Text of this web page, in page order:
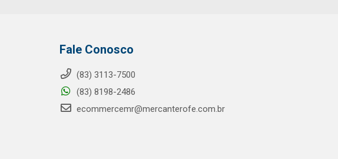
Fale Conosco
(83) 3113-7500
(83) 8198-2486
ecommercemr@mercanterofe.com.br